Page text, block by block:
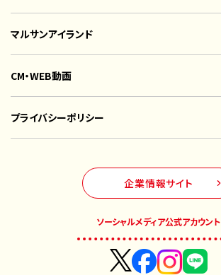
企業情報サイト
マルサンアイランド
CM・WEB動画
プライバシーポリシー
ソーシャルメディア公式アカウント